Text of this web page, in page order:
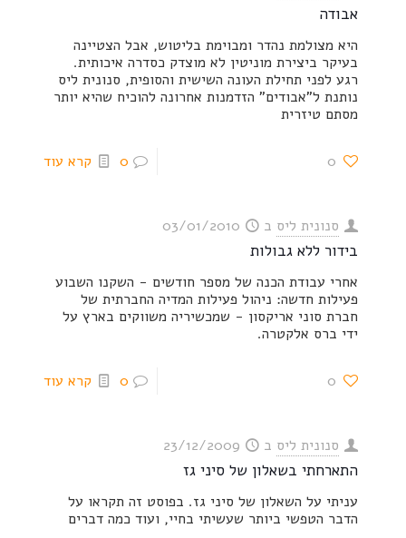
אבודה
היא מצולמת נהדר ומבוימת בליטוש, אבל הצטיינה
בעיקר ביצירת מוניטין לא מוצדק כסדרה איכותית.
רגע לפני תחילת העונה השישית והסופית, סנונית ליס
נותנת ל"אבודים" הזדמנות אחרונה להוכיח שהיא יותר
מסתם טיזרית
0
0 קרא עוד
סנונית ליס ב 03/01/2010
בידור ללא גבולות
אחרי עבודת הכנה של מספר חודשים - השקנו השבוע
פעילות חדשה: ניהול פעילות המדיה החברתית של
חברת סוני אריקסון - שמכשיריה משווקים בארץ על
ידי ברס אלקטרה.
0
0 קרא עוד
סנונית ליס ב 23/12/2009
התארחתי בשאלון של סיני גז
עניתי על השאלון של סיני גז. בפוסט זה תקראו על
הדבר הטפשי ביותר שעשיתי בחיי, ועוד כמה דברים